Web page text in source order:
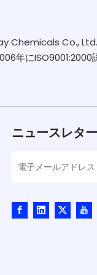
Chemicals Co.,
年にISO9001:2000
ニュースレタ